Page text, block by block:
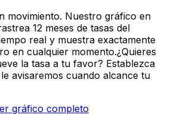
movimiento. Nuestro gráfico en
12 meses de tasas del
real y muestra exactamente
en cualquier momento.¿Quieres
la tasa a tu favor? Establezca
avisaremos cuando alcance tu
gráfico completo